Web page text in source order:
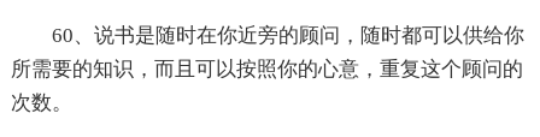
60、说书是随时在你近旁的顾问，随时都可以供给你
所需要的知识，而且可以按照你的心意，重复这个顾问的
次数。